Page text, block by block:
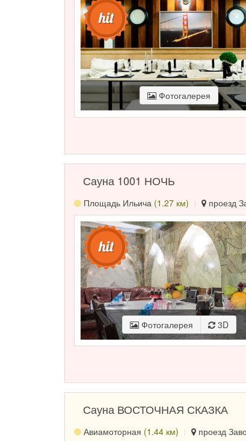
Фотогалерея
Сауна 1001 НОЧЬ
Площадь Ильича (1.27 км) проезд
Фотогалерея 3D
Сауна ВОСТОЧНАЯ СКАЗКА
Авиамоторная (1.44 км) проезд